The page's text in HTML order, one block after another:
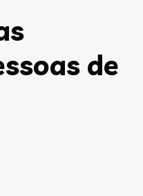
de